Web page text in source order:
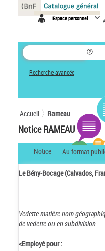
Espace personnel
Recherche avancée
Accueil Rameau
Notice RAMEAU
Notice Au format
Le Bény-Bocage (Calvados,
Vedette matière nom
de vedette ou en subdivision.
<Employé pour :
Panneau de gestion des cookies